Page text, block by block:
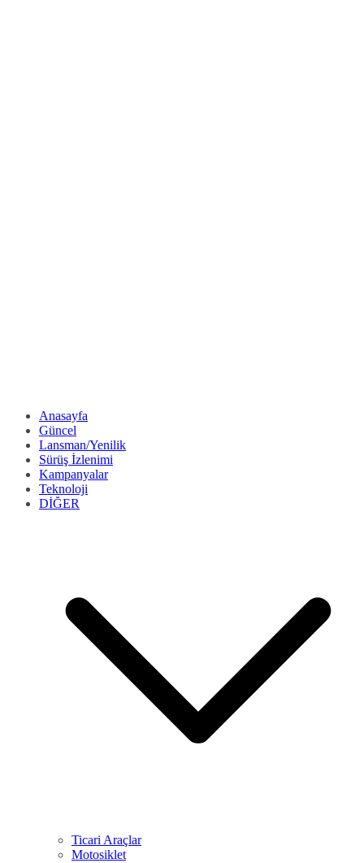
Anasayfa
Güncel
Lansman/Yenilik
Sürüş İzlenimi
Kampanyalar
Teknoloji
DİĞER
Ticari Araçlar
Motosiklet